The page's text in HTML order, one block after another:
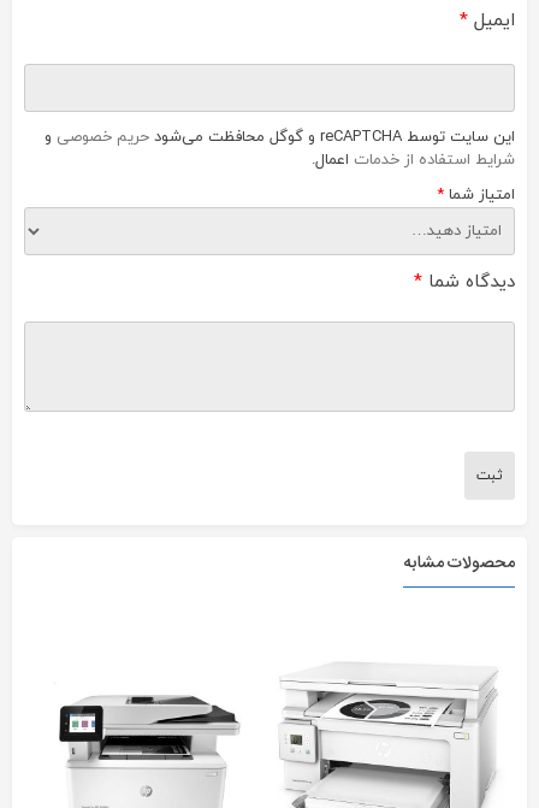
ایمیل *
این سایت توسط reCAPTCHA و گوگل محافظت می‌شود حریم خصوصی و
شرایط استفاده از خدمات اعمال.
امتیاز شما *
دیدگاه شما *
محصولات مشابه